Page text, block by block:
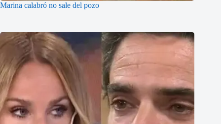
Marina calabró no sale del pozo